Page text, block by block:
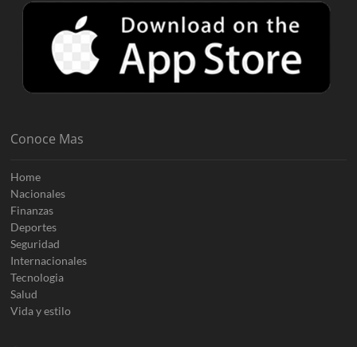
Conoce Mas
Home
Nacionales
Finanzas
Deportes
Seguridad
Internacionales
Tecnologia
Salud
Vida y estilo